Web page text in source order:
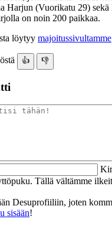
Harjun (Vuorikatu 29)
on noin 200 paikkaa.
löytyy majoitussivultamme
👍 👎
Tällä vältämme
Desuprofiiliin, joten
sisään!